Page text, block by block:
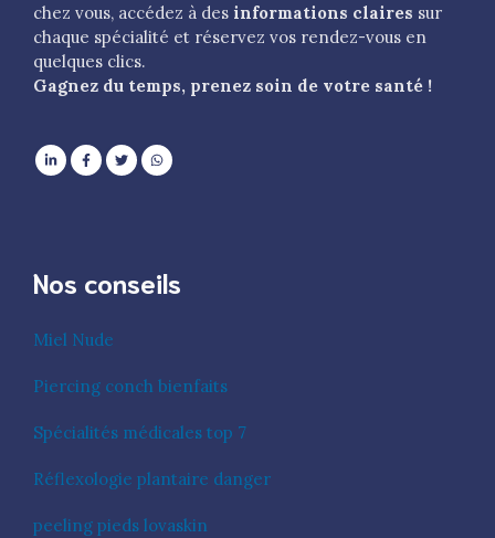
chez vous, accédez à des informations claires sur
chaque spécialité et réservez vos rendez-vous en
quelques clics.
Gagnez du temps, prenez soin de votre santé !
Nos conseils
Miel Nude
Piercing conch bienfaits
Spécialités médicales top 7
Réflexologie plantaire danger
peeling pieds lovaskin